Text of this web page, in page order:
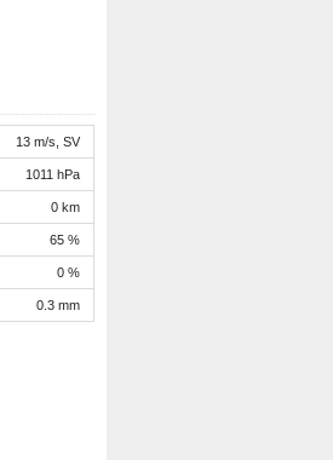
13 m/s, SV
1011 hPa
0 km
65 %
0 %
0.3 mm